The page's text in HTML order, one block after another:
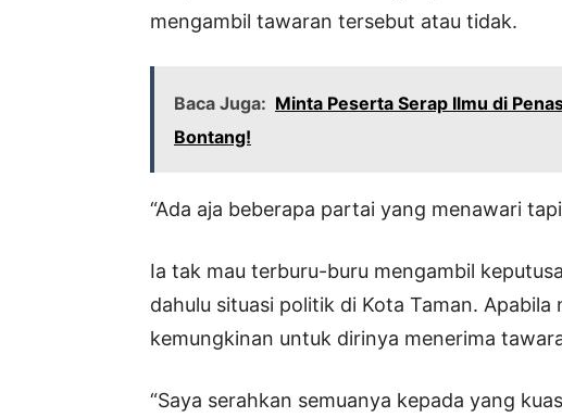
mengambil tawaran tersebut atau tidak.
Baca Juga: Minta Peserta Serap Ilmu di
Bontang!
“Ada aja beberapa partai yang menawari
Ia tak mau terburu-buru mengambil
dahulu situasi politik di Kota Taman.
kemungkinan untuk dirinya menerima
“Saya serahkan semuanya kepada yang